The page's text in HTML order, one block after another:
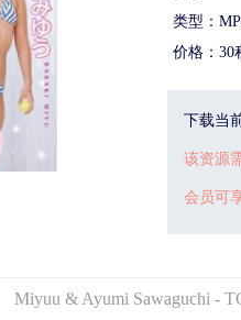
类型：
价格：30
下载当
该资源
会员可
Miyuu & Ayumi Sawaguchi -